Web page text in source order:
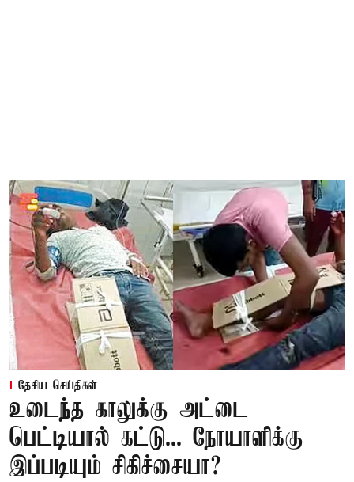
தேசிய செய்திகள்
உடைந்த காலுக்கு அட்டை
பெட்டியால் கட்டு... நோயாளிக்கு
இப்படியும் சிகிச்சையா?